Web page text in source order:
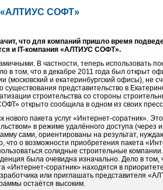
«АЛТИУС СОФТ»
что для компаний пришло время
и IT-компания «АЛТИУС СОФТ».
В частности, теперь использовать
том, что в декабре 2011 года был открыт
(московский и екатеринбургский офисы), не
существования представительство в
строительства со стороны
открыто сообщила в одном из своих
пакета услуг «Интернет-соратник».
в режиме удалённого доступа (через
сами, ориентированы на результат,
что о возможности приобретения пакета
солидные строительные
была очевидна изначально. Дело в том,
«Интернет-соратник» находятся в
или приглашать представителя
остаётся высоким.